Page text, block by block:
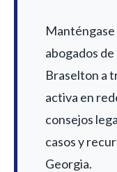
abogados
Braselton a
activa en
consejos
casos y
Georgia.